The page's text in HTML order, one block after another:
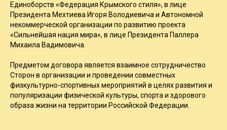
Единоборств «Федерация Крымского стиля», в лице
Президента Мехтиева Игоря Володиевича и Автономной
некоммерческой организации по развитию проекта
«Сильнейшая нация мира», в лице Президента Паллера
Михаила Вадимовича.
Предметом договора является взаимное сотрудничество
Сторон в организации и проведении совместных
физкультурно-спортивных мероприятий в целях развития и
популяризации физической культуры, спорта и здорового
образа жизни на территории Российской Федерации.